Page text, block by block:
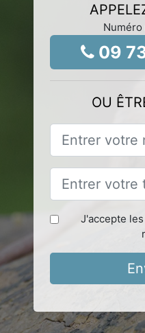
09
OU
J'accepte les